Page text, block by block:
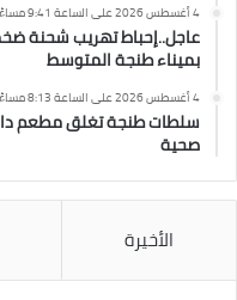
4 أغسطس 2026 على الساعة 9:41 مساءً
عاجل..إحباط تهريب شحنة
بميناء طنجة المتوسط
4 أغسطس 2026 على الساعة 8:13 مساءً
سلطات طنجة تغلق مطعم
صحية
الأخيرة